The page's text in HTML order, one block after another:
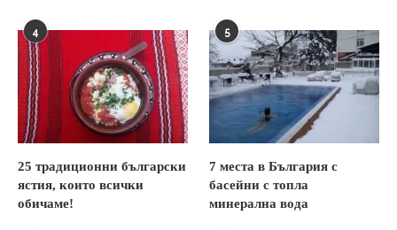
4
25 традиционни български
ястия, които всички
обичаме!
5
7 места в България с
басейни с топла
минерална вода